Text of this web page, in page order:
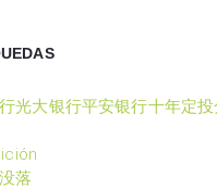
光大银行平安银行十年定
落